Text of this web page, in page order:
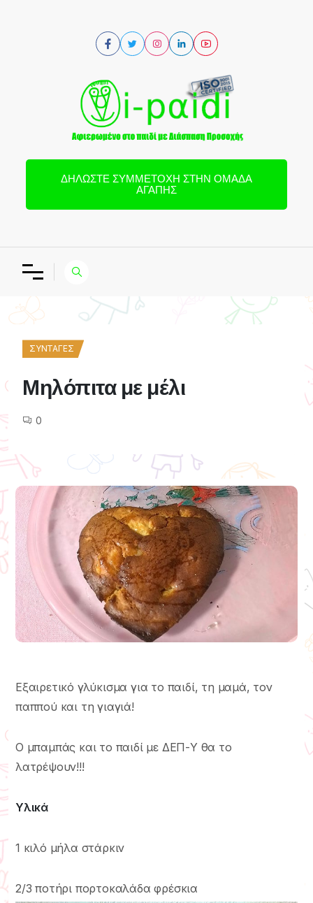
ΔΗΛΏΣΤΕ ΣΥΜΜΕΤΟΧΉ ΣΤΗΝ ΟΜΆΔΑ
ΑΓΆΠΗΣ
ΣΥΝΤΑΓΈΣ
Μηλόπιτα με μέλι
0
Εξαιρετικό γλύκισμα για το παιδί, τη μαμά, τον
παππού και τη γιαγιά!
Ο μπαμπάς και το παιδί με ΔΕΠ-Υ θα το
λατρέψουν!!!
Υλικά
1 κιλό μήλα στάρκιν
2/3 ποτήρι πορτοκαλάδα φρέσκια